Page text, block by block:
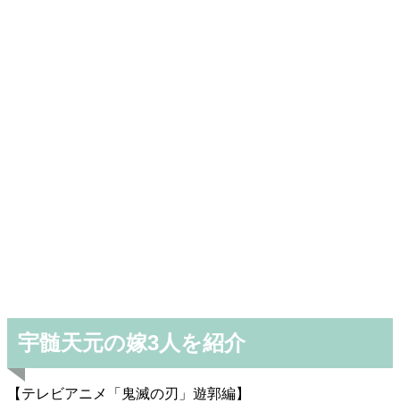
宇髄天元の嫁3人を紹介
【テレビアニメ「鬼滅の刃」遊郭編】